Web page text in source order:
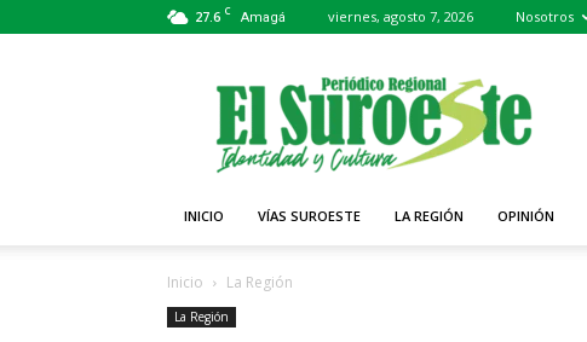
27.6 C Amagá viernes, agosto 7, 2026 Nosotros
Periódico
El
Suroeste
INICIO VÍAS SUROESTE LA REGIÓN OPINIÓN
Inicio La Región
La Región